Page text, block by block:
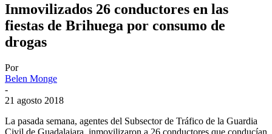
Inmovilizados 26 conductores en las
fiestas de Brihuega por consumo de
drogas
Por
Belen Monge
-
21 agosto 2018
La pasada semana, agentes del Subsector de Tráfico de la Guardia
Civil de Guadalajara, inmovilizaron a 26 conductores que conducían